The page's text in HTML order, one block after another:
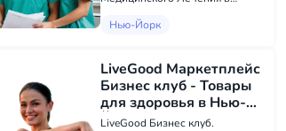
медицинскую помощь в
в этом! Я специализируюсь на
организации комплексных
медицинских плано...
Нью-Йорк
LiveGood Маркетплейс
Бизнес клуб - Товары
для здоровья в Нью-
Йорке
LiveGood Бизнес клуб.